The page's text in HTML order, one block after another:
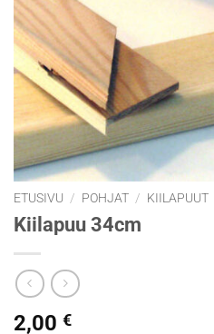
ETUSIVU / POHJAT / KIILAPUUT
Kiilapuu 34cm
2,00 €